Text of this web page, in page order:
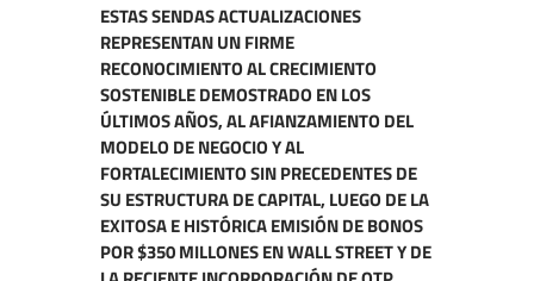
ESTAS SENDAS ACTUALIZACIONES
REPRESENTAN UN FIRME
RECONOCIMIENTO AL CRECIMIENTO
SOSTENIBLE DEMOSTRADO EN LOS
ÚLTIMOS AÑOS, AL AFIANZAMIENTO DEL
MODELO DE NEGOCIO Y AL
FORTALECIMIENTO SIN PRECEDENTES DE
SU ESTRUCTURA DE CAPITAL, LUEGO DE LA
EXITOSA E HISTÓRICA EMISIÓN DE BONOS
POR $350 MILLONES EN WALL STREET Y DE